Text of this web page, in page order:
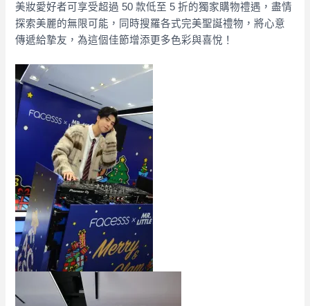
美妝愛好者可享受超過 50 款低至 5 折的獨家購物禮遇，盡情
探索美麗的無限可能，同時搜羅各式完美聖誕禮物，將心意
傳遞給摯友，為這個佳節增添更多色彩與喜悅！